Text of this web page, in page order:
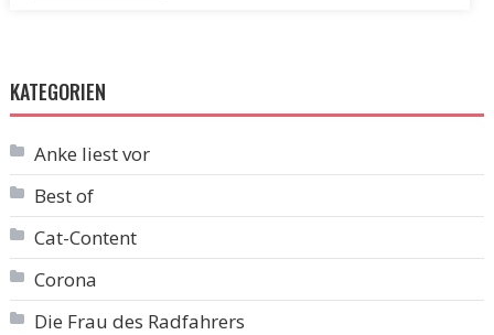
KATEGORIEN
Anke liest vor
Best of
Cat-Content
Corona
Die Frau des Radfahrers